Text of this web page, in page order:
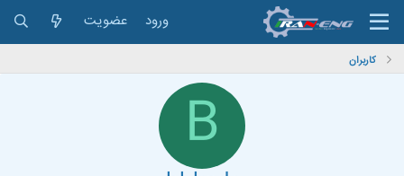
ورود عضویت
کاربران
B